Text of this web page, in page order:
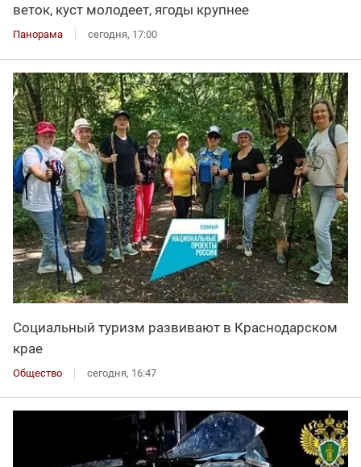
веток, куст молодеет, ягоды крупнее
Панорама сегодня, 17:00
Социальный туризм развивают в Краснодарском
крае
Общество сегодня, 16:47